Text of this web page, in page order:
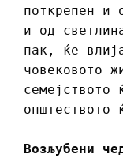
поткрепен и
и од
пак, ќе
човековото
семејството
општеството
Возљубени